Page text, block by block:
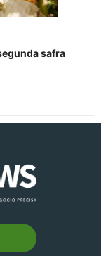
safra